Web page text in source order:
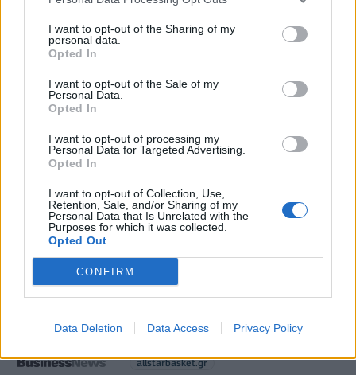
I want to opt-out of the Sharing of my
personal data.
Opted In
I want to opt-out of the Sale of my
Personal Data.
Opted In
I want to opt-out of processing my
Personal Data for Targeted Advertising.
Opted In
I want to opt-out of Collection, Use,
Retention, Sale, and/or Sharing of my
Personal Data that Is Unrelated with the
Purposes for which it was collected.
Opted Out
CONFIRM
Data Deletion Data Access Privacy Policy
των Ευρωπαίων ταξιδιωτών
07/08/2026 - 10:56
Υψηλός κίνδυνος πυρκαγιάς σήμερα σε Αττική,
Κρήτη, Πελοπόννησο, Εύβοια και νησιά του Αιγαίου
Χρηματιστήριο: Στις 2.623,19 μονάδες ο Γενικός
Δείκτης Τιμών, με άνοδο 0,57%
07/08/2026 - 15:21 ΟΙΚΟΝΟΜΙΑ
DIRECTION BUSINESS NETWORK
allstarbasket.gr